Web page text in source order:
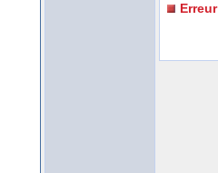
Erreur